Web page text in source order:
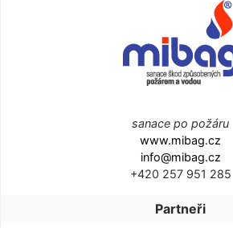
sanace po požáru
www.mibag.cz
info@mibag.cz
+420 257 951 285
Partneři